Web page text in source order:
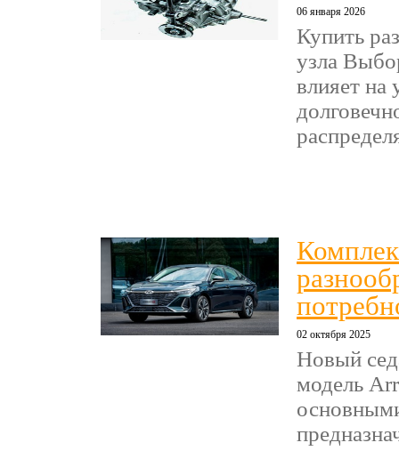
06 января 2026
Купить
узла
влияет на
02 октября 2025
Новый
модель